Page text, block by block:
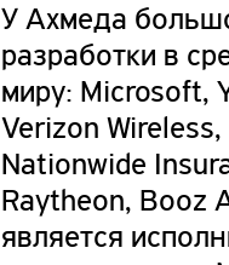
У Ахмеда
разработки в
миру: Microsoft,
Verizon
Nationwide
Raytheon, Booz
является